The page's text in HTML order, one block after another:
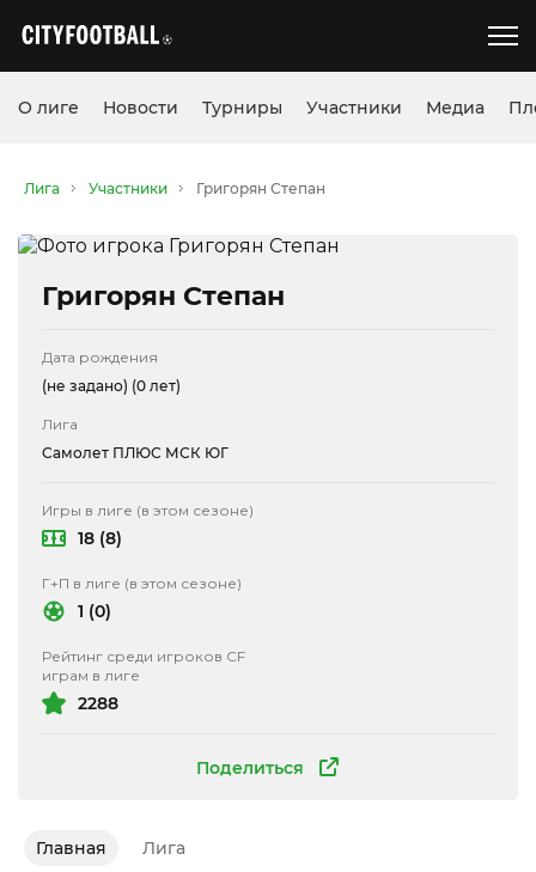
О лиге Новости Турниры Участники Медиа
Лига Участники Григорян Степан
Григорян Степан
Поделиться
Дата рождения
(не задано) (0 лет)
Лига
Самолет ПЛЮС МСК ЮГ
Игры в лиге (в этом сезоне)
18 (8)
Г+П в лиге (в этом сезоне)
1 (0)
Рейтинг среди игроков CF
играм в лиге
2288
Главная Лига